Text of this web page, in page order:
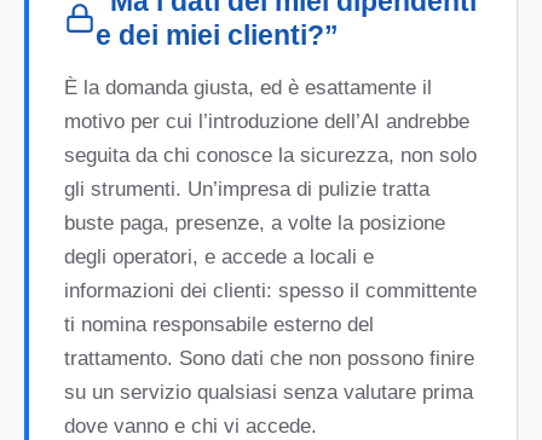
e dei miei clienti?”
È la domanda giusta, ed è esattamente il
motivo per cui l’introduzione dell’AI andrebbe
seguita da chi conosce la sicurezza, non solo
gli strumenti. Un’impresa di pulizie tratta
buste paga, presenze, a volte la posizione
degli operatori, e accede a locali e
informazioni dei clienti: spesso il committente
ti nomina responsabile esterno del
trattamento. Sono dati che non possono finire
su un servizio qualsiasi senza valutare prima
dove vanno e chi vi accede.